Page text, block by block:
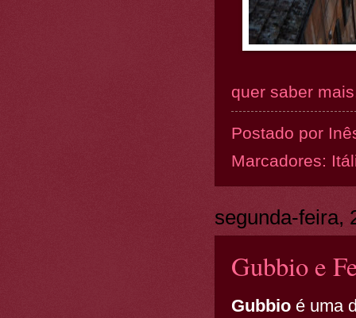
quer saber
Postado por
Marcadores:
segunda-feira,
Gubbio e
Gubbio é uma